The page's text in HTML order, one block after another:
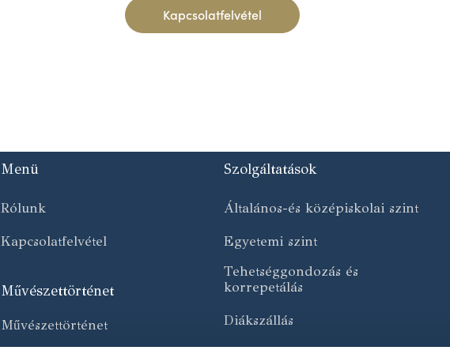
Kapcsolatfelvétel
Menü
Rólunk
Kapcsolatfelvétel
Művészettörténet
Művészettörténet
Szolgáltatások
Általános-és középiskolai szint
Egyetemi szint
Tehetséggondozás és
korrepetálás
Diákszállás